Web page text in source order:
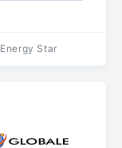
Energy Star